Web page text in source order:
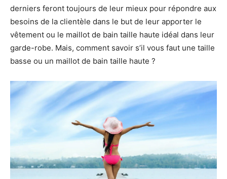
derniers feront toujours de leur mieux pour répondre aux
besoins de la clientèle dans le but de leur apporter le
vêtement ou le maillot de bain taille haute idéal dans leur
garde-robe. Mais, comment savoir s’il vous faut une taille
basse ou un maillot de bain taille haute ?